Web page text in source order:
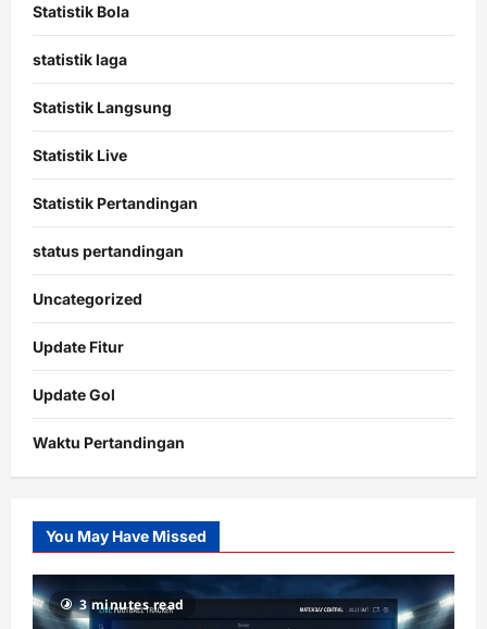
Statistik Bola
statistik laga
Statistik Langsung
Statistik Live
Statistik Pertandingan
status pertandingan
Uncategorized
Update Fitur
Update Gol
Waktu Pertandingan
Slot
Gacor
RTP
terupdate
You May Have Missed
3 minutes read